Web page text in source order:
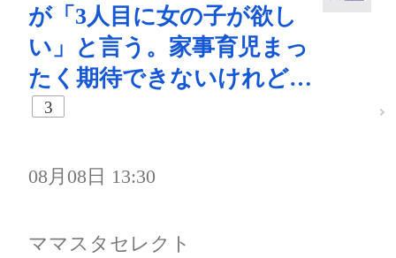
が「3人目に女の子が欲し
い」と言う。家事育児まっ
たく期待できないけれど…
3
08月08日 13:30
ママスタセレクト